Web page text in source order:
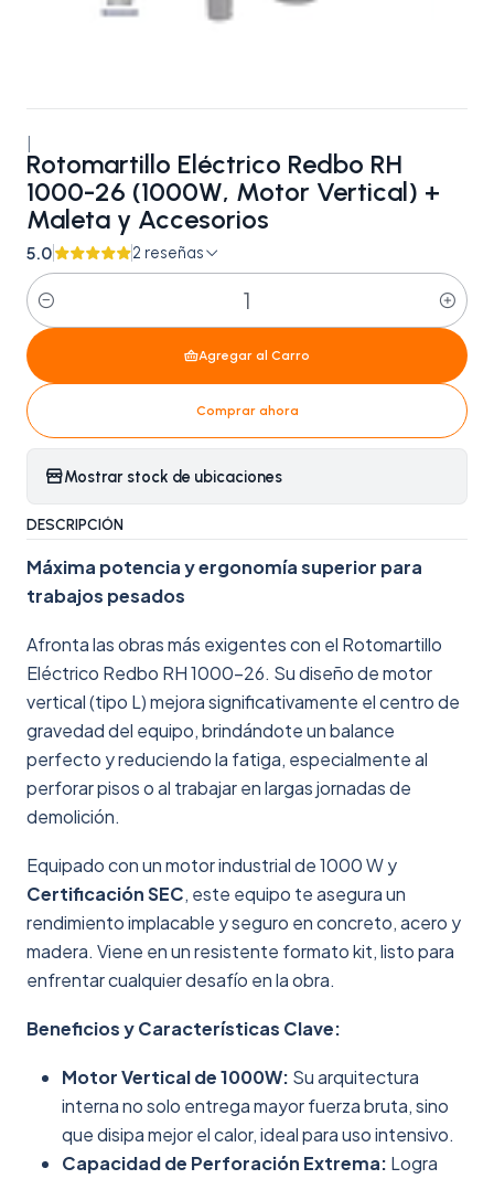
Rotomartillo Eléctrico Redbo RH
1000-26 (1000W, Motor Vertical) +
Maleta y Accesorios
5.0 2 reseñas
Cantidad
Agregar al Carro
Comprar ahora
Mostrar stock de ubicaciones
DESCRIPCIÓN
Máxima potencia y ergonomía superior para
trabajos pesados
Afronta las obras más exigentes con el Rotomartillo
Eléctrico Redbo RH 1000-26. Su diseño de motor
vertical (tipo L) mejora significativamente el centro de
gravedad del equipo, brindándote un balance
perfecto y reduciendo la fatiga, especialmente al
perforar pisos o al trabajar en largas jornadas de
demolición.
Equipado con un motor industrial de 1000 W y
Certificación SEC, este equipo te asegura un
rendimiento implacable y seguro en concreto, acero y
madera. Viene en un resistente formato kit, listo para
enfrentar cualquier desafío en la obra.
Beneficios y Características Clave:
Motor Vertical de 1000W: Su arquitectura
interna no solo entrega mayor fuerza bruta, sino
que disipa mejor el calor, ideal para uso intensivo.
Capacidad de Perforación Extrema: Logra